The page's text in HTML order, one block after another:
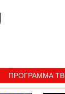
ПРОГРАММА ТВ